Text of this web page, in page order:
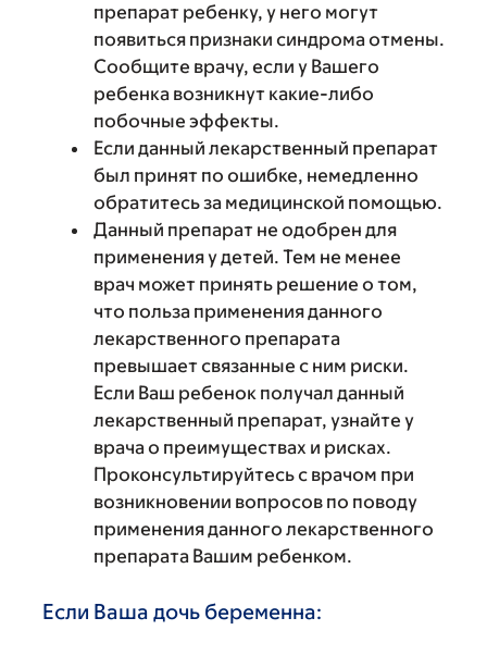
препарат ребенку, у него могут
появиться признаки синдрома отмены.
Сообщите врачу, если у Вашего
ребенка возникнут какие-либо
побочные эффекты.
Если данный лекарственный препарат
был принят по ошибке, немедленно
обратитесь за медицинской помощью.
Данный препарат не одобрен для
применения у детей. Тем не менее
врач может принять решение о том,
что польза применения данного
лекарственного препарата
превышает связанные с ним риски.
Если Ваш ребенок получал данный
лекарственный препарат, узнайте у
врача о преимуществах и рисках.
Проконсультируйтесь с врачом при
возникновении вопросов по поводу
применения данного лекарственного
препарата Вашим ребенком.
Если Ваша дочь беременна: